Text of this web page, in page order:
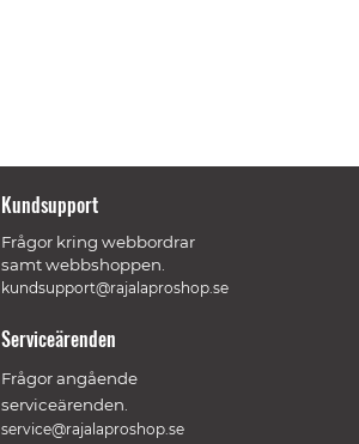
Kundsupport
Frågor kring webbordrar
samt webbshoppen.
kundsupport@rajalaproshop.se
Serviceärenden
Frågor angående
serviceärenden.
service@rajalaproshop.se